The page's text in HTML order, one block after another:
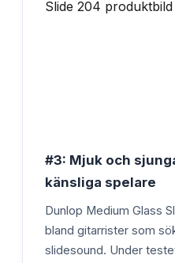
#3: Mjuk och
känsliga spelare
Dunlop Medium Glass
bland gitarrister som
slidesound. Under